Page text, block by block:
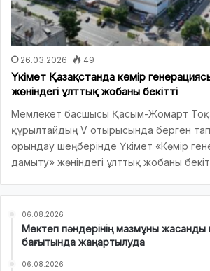
26.03.2026 49
Үкімет Қазақстанда көмір
жөніндегі ұлттық жобаны бекітті
Мемлекет басшысы Қасым-Жомарт
құрылтайдың V отырысында берген
орындау шеңберінде Үкімет «Көмір
дамыту» жөніндегі ұлттық жобаны
06.08.2026
Мектеп пәндерінің мазмұны жасанды
бағытында жаңартылуда
06.08.2026